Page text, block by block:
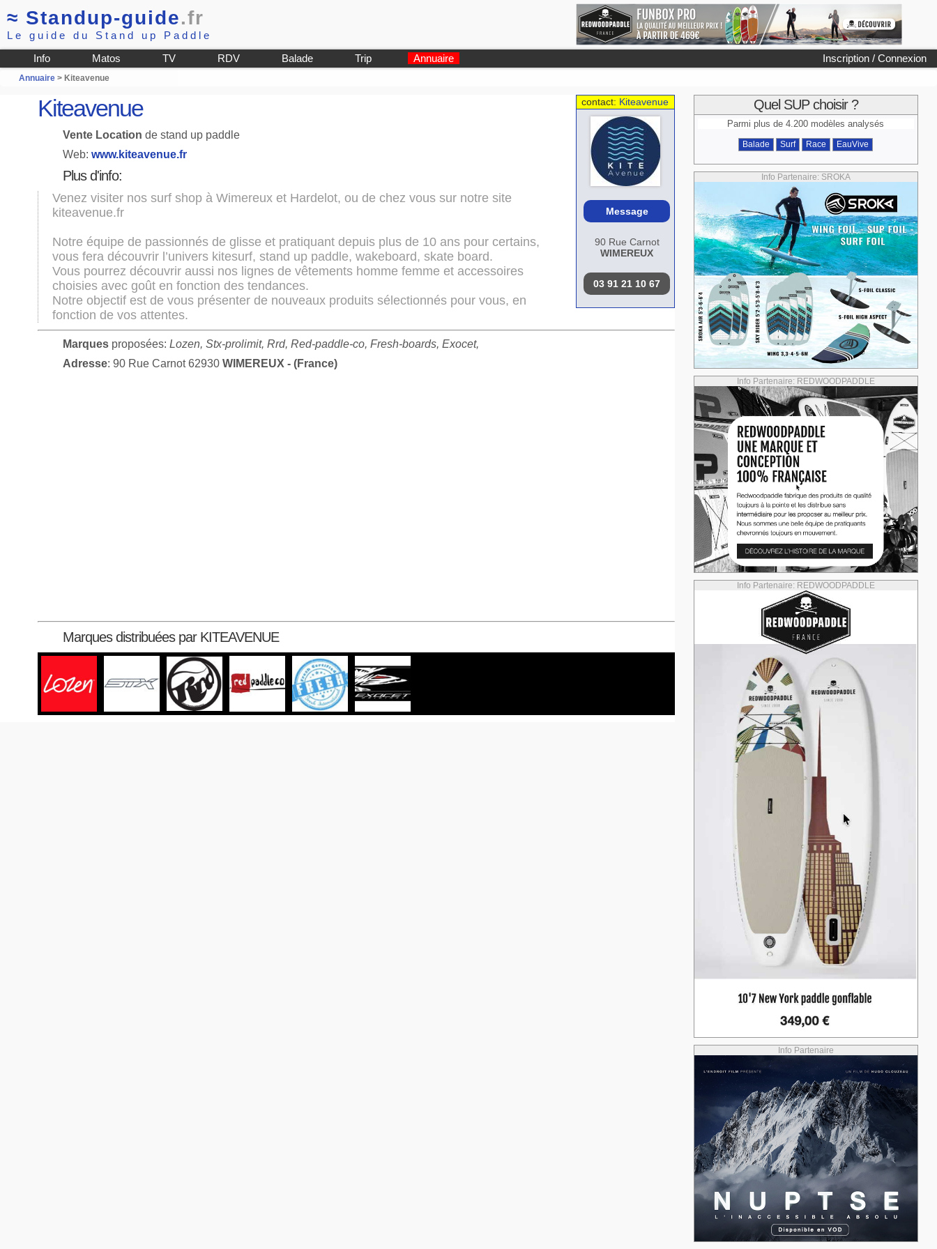
≈ Standup-guide.fr
Le guide du Stand up Paddle
Inscription / Connexion
Info Matos TV RDV Balade Trip Annuaire
Annuaire> Kiteavenue
contact: Kiteavenue
Message
90 Rue Carnot
WIMEREUX
03 91 21 10 67
Kiteavenue
Vente Locationde stand up paddle
Web:www.kiteavenue.fr
Plus d'info:
Venez visiter nos surf shop à Wimereux et Hardelot, ou de chez vous sur notre site
kiteavenue.fr
Notre équipe de passionnés de glisse et pratiquant depuis plus de 10 ans pour certains,
vous fera découvrir l’univers kitesurf, stand up paddle, wakeboard, skate board.
Vous pourrez découvrir aussi nos lignes de vêtements homme femme et accessoires
choisies avec goût en fonction des tendances.
Notre objectif est de vous présenter de nouveaux produits sélectionnés pour vous, en
fonction de vos attentes.
Marques proposées: Lozen, Stx-prolimit, Rrd, Red-paddle-co, Fresh-boards, Exocet,
Adresse: 90 Rue Carnot 62930WIMEREUX - (France)
Marques distribuées par KITEAVENUE
Quel SUP choisir ?
Parmi plus de 4.200 modèles analysés
Balade Surf Race EauVive
Info Partenaire: SROKA
Info Partenaire: REDWOODPADDLE
Info Partenaire: REDWOODPADDLE
Info Partenaire